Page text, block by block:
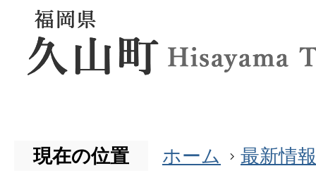
現在の位置 ホーム 最新情報